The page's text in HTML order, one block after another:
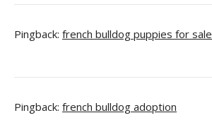
Pingback: french bulldog puppies for sale
Pingback: french bulldog adoption